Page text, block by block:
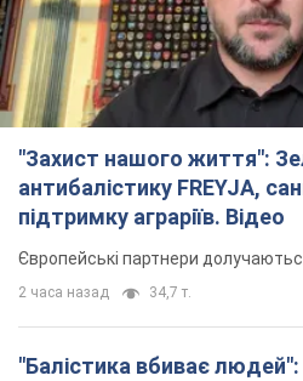
"Захист нашого життя":
антибалістику FREYJA,
підтримку аграріїв. Відео
Європейські партнери
2 часа назад 34,7 т.
"Балістика вбиває